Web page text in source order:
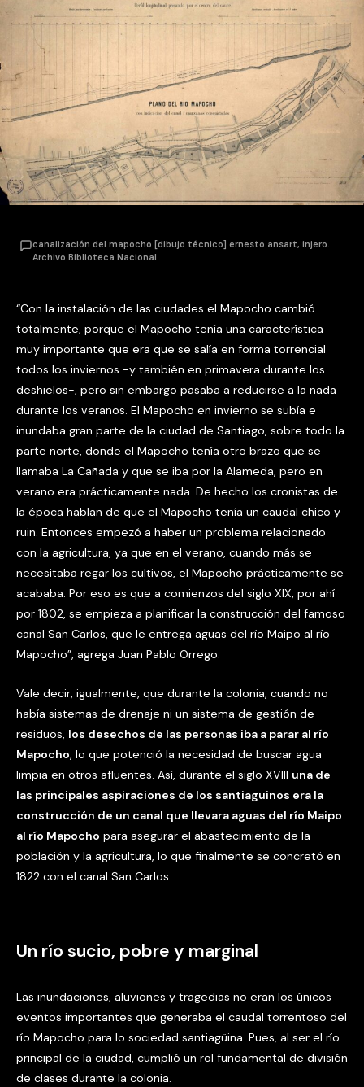
canalización del mapocho [dibujo técnico] ernesto ansart, injero.
Archivo Biblioteca Nacional
“Con la instalación de las ciudades el Mapocho cambió
totalmente, porque el Mapocho tenía una característica
muy importante que era que se salía en forma torrencial
todos los inviernos -y también en primavera durante los
deshielos-, pero sin embargo pasaba a reducirse a la nada
durante los veranos. El Mapocho en invierno se subía e
inundaba gran parte de la ciudad de Santiago, sobre todo la
parte norte, donde el Mapocho tenía otro brazo que se
llamaba La Cañada y que se iba por la Alameda, pero en
verano era prácticamente nada. De hecho los cronistas de
la época hablan de que el Mapocho tenía un caudal chico y
ruin. Entonces empezó a haber un problema relacionado
con la agricultura, ya que en el verano, cuando más se
necesitaba regar los cultivos, el Mapocho prácticamente se
acababa. Por eso es que a comienzos del siglo XIX, por ahí
por 1802, se empieza a planificar la construcción del famoso
canal San Carlos, que le entrega aguas del río Maipo al río
Mapocho”, agrega Juan Pablo Orrego.
Vale decir, igualmente, que durante la colonia, cuando no
había sistemas de drenaje ni un sistema de gestión de
residuos, los desechos de las personas iba a parar al río
Mapocho, lo que potenció la necesidad de buscar agua
limpia en otros afluentes. Así, durante el siglo XVIII una de
las principales aspiraciones de los santiaguinos era la
construcción de un canal que llevara aguas del río Maipo
al río Mapocho para asegurar el abastecimiento de la
población y la agricultura, lo que finalmente se concretó en
1822 con el canal San Carlos.
Un río sucio, pobre y marginal
Las inundaciones, aluviones y tragedias no eran los únicos
eventos importantes que generaba el caudal torrentoso del
río Mapocho para lo sociedad santiagüina. Pues, al ser el río
principal de la ciudad, cumplió un rol fundamental de división
de clases durante la colonia.